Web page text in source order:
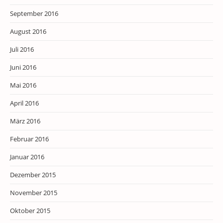
September 2016
August 2016
Juli 2016
Juni 2016
Mai 2016
April 2016
März 2016
Februar 2016
Januar 2016
Dezember 2015
November 2015
Oktober 2015